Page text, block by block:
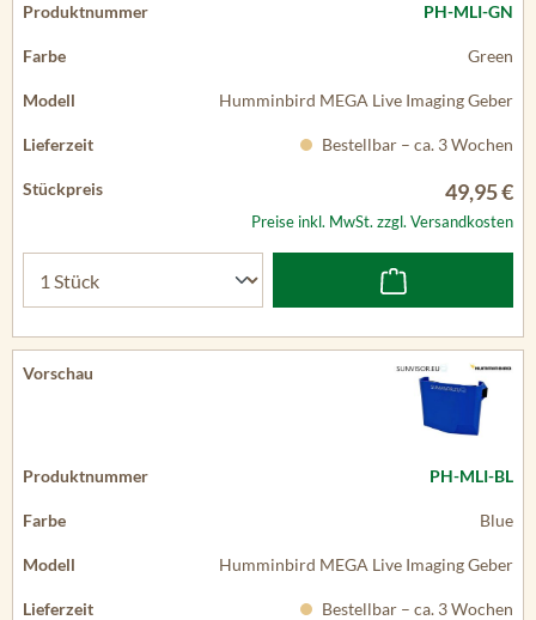
PH-MLI-GN
Green
Humminbird MEGA Live Imaging Geber
Bestellbar – ca. 3 Wochen
49,95 €
Preise inkl. MwSt. zzgl. Versandkosten
PH-MLI-BL
Blue
Humminbird MEGA Live Imaging Geber
Bestellbar – ca. 3 Wochen